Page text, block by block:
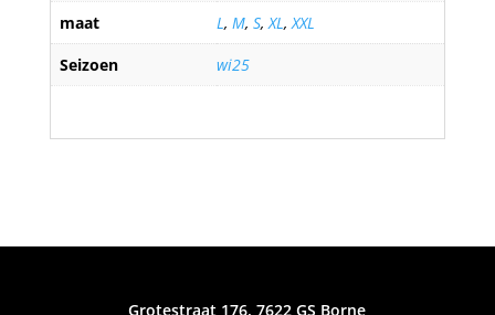
maat
L, M, S,XL,XXL
Seizoen
wi25
Grotestraat 176, 7622 GS Borne